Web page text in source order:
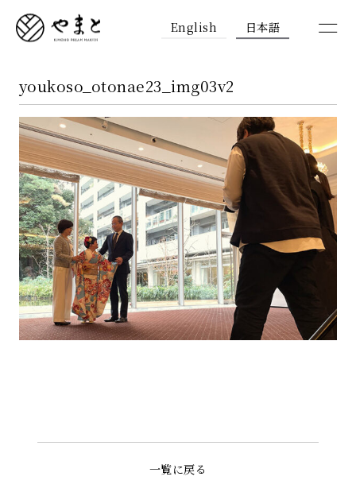
English 日本語
youkoso_otonae23_img03v2
一覧に戻る